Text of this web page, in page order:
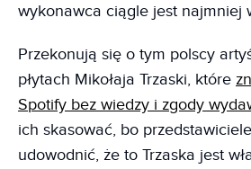
wykonawca ciągle jest najmniej
Przekonują się o tym polscy
płytach Mikołaja Trzaski, które
Spotify bez wiedzy i zgody
ich skasować, bo
udowodnić, że to Trzaska jest